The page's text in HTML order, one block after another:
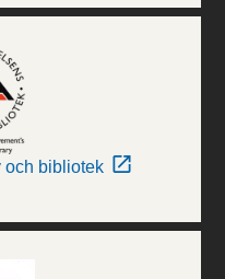
och bibliotek